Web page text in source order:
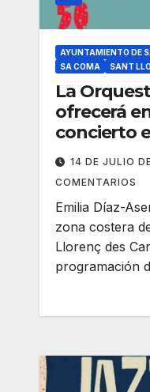
AYUNTAMIENTO DE
SA COMA
SANT
La
ofrecerá
concierto
14 DE JULIO
COMENTARIOS
Emilia Díaz-
zona costera
Llorenç des
programación